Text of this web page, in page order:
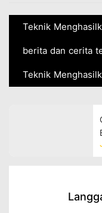
Teknik
berita dan cerita
Teknik